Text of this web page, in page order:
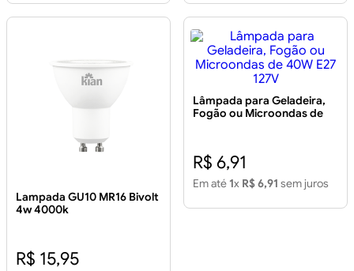
Lampada GU10 MR16 Bivolt
4w 4000k
R$ 15,95
Lâmpada para Geladeira,
Fogão ou Microondas de
R$ 6,91
Em até 1x R$ 6,91 sem juros